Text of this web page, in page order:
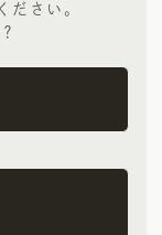
ださい。